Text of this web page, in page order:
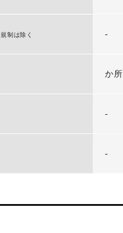
制は除く -
か所
-
-